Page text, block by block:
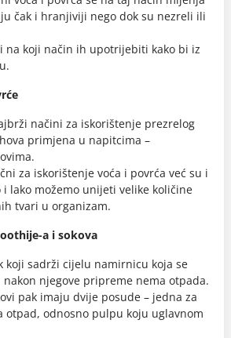
čak i hranjiviji nego dok su nezreli ili
na koji način ih upotrijebiti kako bi iz
načini za iskorištenje prezrelog
primjena u napitcima –
za iskorištenje voća i povrća već su i
i lako možemo unijeti velike količine
tvari u organizam.
a i sokova
koji sadrži cijelu namirnicu koja se
njegove pripreme nema otpada.
pak imaju dvije posude – jedna za
otpad, odnosno pulpu koju uglavnom